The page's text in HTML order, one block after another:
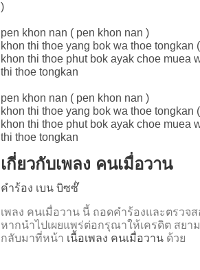
)
pen khon nan ( pen khon nan )
khon thi thoe yang bok wa thoe tongkan
khon thi thoe phut bok ayak choe muea
thi thoe tongkan
pen khon nan ( pen khon nan )
khon thi thoe yang bok wa thoe tongkan
khon thi thoe phut bok ayak choe muea
thi thoe tongkan
เกี่ยวกับเพลง คนเมื่อวาน
คำร้อง เบน บิซซ๊่
เพลง คนเมื่อวาน นี้ ถอดคำร้องและตรวจ
หากนำไปเผยแพร่ต่อกรุณาให้เครดิต สยา
กลับมาที่หน้า เนื้อเพลง คนเมื่อวาน ด้วย